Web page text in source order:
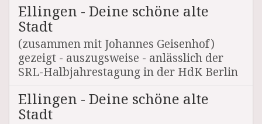
Ellingen - Deine schöne alte
Stadt
(zusammen mit Johannes Geisenhof)
gezeigt - auszugsweise - anlässlich der
SRL-Halbjahrestagung in der HdK Berlin
Ellingen - Deine schöne alte
Stadt